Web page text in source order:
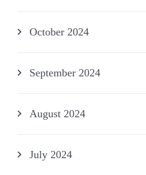
October 2024
September 2024
August 2024
July 2024